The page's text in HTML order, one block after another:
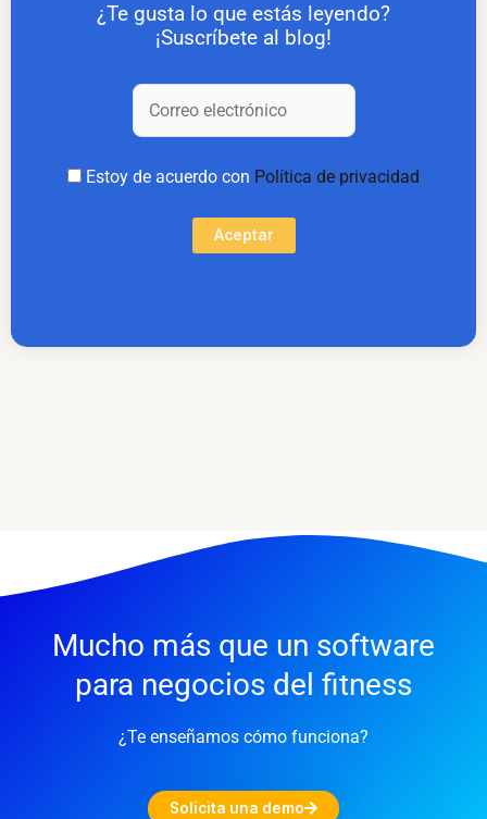
¿Te gusta lo que estás leyendo?
¡Suscríbete al blog!
Estoy de acuerdo con Política de privacidad
Aceptar
Mucho más que un software
para negocios del fitness
¿Te enseñamos cómo funciona?
Solicita una demo